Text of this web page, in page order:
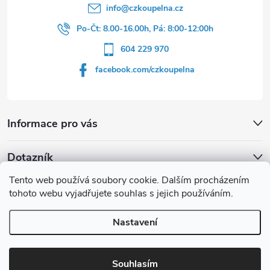
Tento web používá soubory cookie. Dalším procházením
tohoto webu vyjadřujete souhlas s jejich používáním.
Nastavení
Souhlasím
Informace pro vás
info@czkoupelna.cz
Po-Čt: 8.00-16.00h, Pá: 8:00-12:00h
604 229 970
facebook.com/czkoupelna
Dotazník
Líbí se vám u sprchového koutu rám barvě
Počet hlasů:149
Copyright 2026czkoupelna.cz. Všechna práva vyhrazena.